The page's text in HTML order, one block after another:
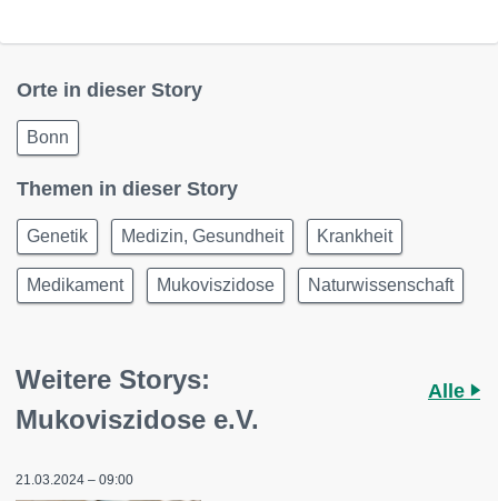
Orte in dieser Story
Bonn
Themen in dieser Story
Genetik Medizin, Gesundheit Krankheit
Medikament Mukoviszidose Naturwissenschaft
Weitere Storys:
Mukoviszidose e.V.
Alle
21.03.2024 – 09:00